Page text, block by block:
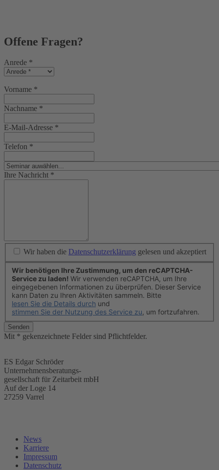
Offene Fragen?
Anrede *
Vorname *
Nachname *
E-Mail-Adresse *
Telefon *
Ihre Nachricht *
Wir haben die Datenschutzerklärung gelesen und akzeptiert
Wir benötigen Ihre Zustimmung, um den reCAPTCHA-
Service zu laden! Wir verwenden reCAPTCHA, um Ihre
eingegebenen Informationen zu überprüfen. Dieser Service
kann Daten zu Ihren Aktivitäten sammeln. Bitte
lesen Sie die Details durch und
stimmen Sie der Nutzung des Service zu, um fortzufahren.
Senden
Mit * gekenzeichnete Felder sind Pflichtfelder.
ES Edgar Schröder
Unternehmensberatungs-
gesellschaft für Zeitarbeit mbH
Auf der Loge 14
27259 Varrel
News
Karriere
Impressum
Datenschutz